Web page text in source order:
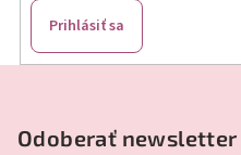
Prihlásiť sa
Odoberať newsletter